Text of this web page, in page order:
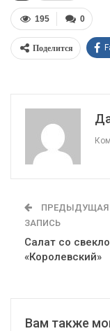
0
195
Поделится
ПРЕДЫДУЩАЯ
ЗАПИСЬ
Салат со
«Королевский»
Вам также